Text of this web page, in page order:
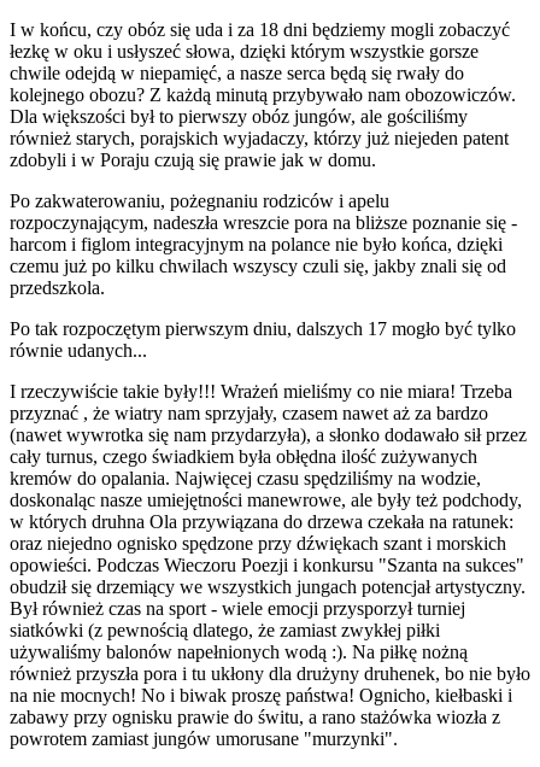
I w końcu, czy obóz się uda i za 18 dni będziemy mogli zobaczyć
łezkę w oku i usłyszeć słowa, dzięki którym wszystkie gorsze
chwile odejdą w niepamięć, a nasze serca będą się rwały do
kolejnego obozu? Z każdą minutą przybywało nam obozowiczów.
Dla większości był to pierwszy obóz jungów, ale gościliśmy
również starych, porajskich wyjadaczy, którzy już niejeden patent
zdobyli i w Poraju czują się prawie jak w domu.
Po zakwaterowaniu, pożegnaniu rodziców i apelu
rozpoczynającym, nadeszła wreszcie pora na bliższe poznanie się -
harcom i figlom integracyjnym na polance nie było końca, dzięki
czemu już po kilku chwilach wszyscy czuli się, jakby znali się od
przedszkola.
Po tak rozpoczętym pierwszym dniu, dalszych 17 mogło być tylko
równie udanych...
I rzeczywiście takie były!!! Wrażeń mieliśmy co nie miara! Trzeba
przyznać , że wiatry nam sprzyjały, czasem nawet aż za bardzo
(nawet wywrotka się nam przydarzyła), a słonko dodawało sił przez
cały turnus, czego świadkiem była obłędna ilość zużywanych
kremów do opalania. Najwięcej czasu spędziliśmy na wodzie,
doskonaląc nasze umiejętności manewrowe, ale były też podchody,
w których druhna Ola przywiązana do drzewa czekała na ratunek:
oraz niejedno ognisko spędzone przy dźwiękach szant i morskich
opowieści. Podczas Wieczoru Poezji i konkursu "Szanta na sukces"
obudził się drzemiący we wszystkich jungach potencjał artystyczny.
Był również czas na sport - wiele emocji przysporzył turniej
siatkówki (z pewnością dlatego, że zamiast zwykłej piłki
używaliśmy balonów napełnionych wodą :). Na piłkę nożną
również przyszła pora i tu ukłony dla drużyny druhenek, bo nie było
na nie mocnych! No i biwak proszę państwa! Ognicho, kiełbaski i
zabawy przy ognisku prawie do świtu, a rano stażówka wiozła z
powrotem zamiast jungów umorusane "murzynki".